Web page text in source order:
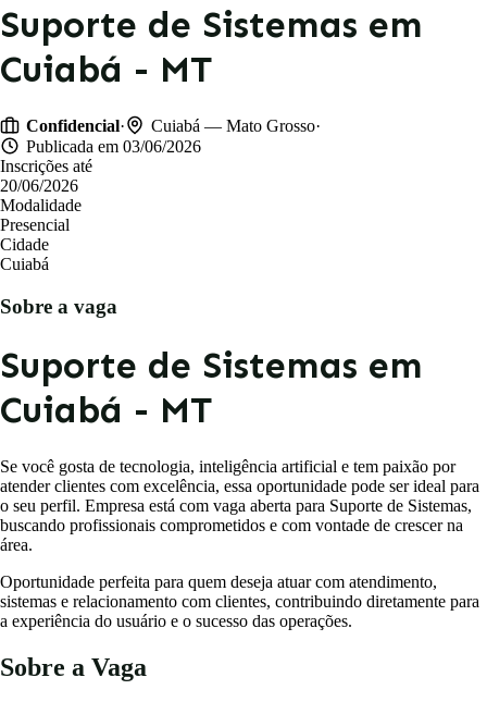
Vagas
Currículos
Notícias
Concursos
Blog
Suporte de Sistemas em
Cuiabá - MT
Confidencial· Cuiabá — Mato Grosso·
Publicada em 03/06/2026
Inscrições até
20/06/2026
Modalidade
Presencial
Cidade
Cuiabá
Sobre a vaga
Suporte de Sistemas em
Cuiabá - MT
Se você gosta de tecnologia, inteligência artificial e tem paixão por
atender clientes com excelência, essa oportunidade pode ser ideal para
o seu perfil. Empresa está com vaga aberta para Suporte de Sistemas,
buscando profissionais comprometidos e com vontade de crescer na
área.
Oportunidade perfeita para quem deseja atuar com atendimento,
sistemas e relacionamento com clientes, contribuindo diretamente para
a experiência do usuário e o sucesso das operações.
Sobre a Vaga